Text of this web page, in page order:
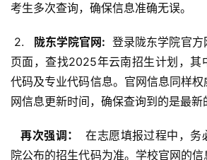
考生多次查询，确保信息准确无误。
2.
  陇东学院官网:
登录陇东学院官
页面，查找2025年云南招生计划，其
代码及专业代码信息。官网信息同样
网信息更新时间，确保查询到的是最新
  再次强调：
在志愿填报过程中，务
院公布的招生代码为准。学校官网的